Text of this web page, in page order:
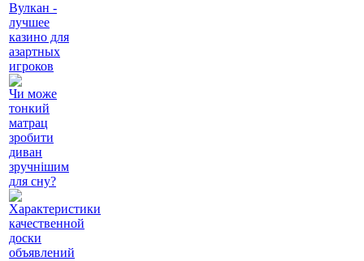
Вулкан -
лучшее
казино для
азартных
игроков
Чи може
тонкий
матрац
зробити
диван
зручнішим
для сну?
Характеристики
качественной
доски
объявлений